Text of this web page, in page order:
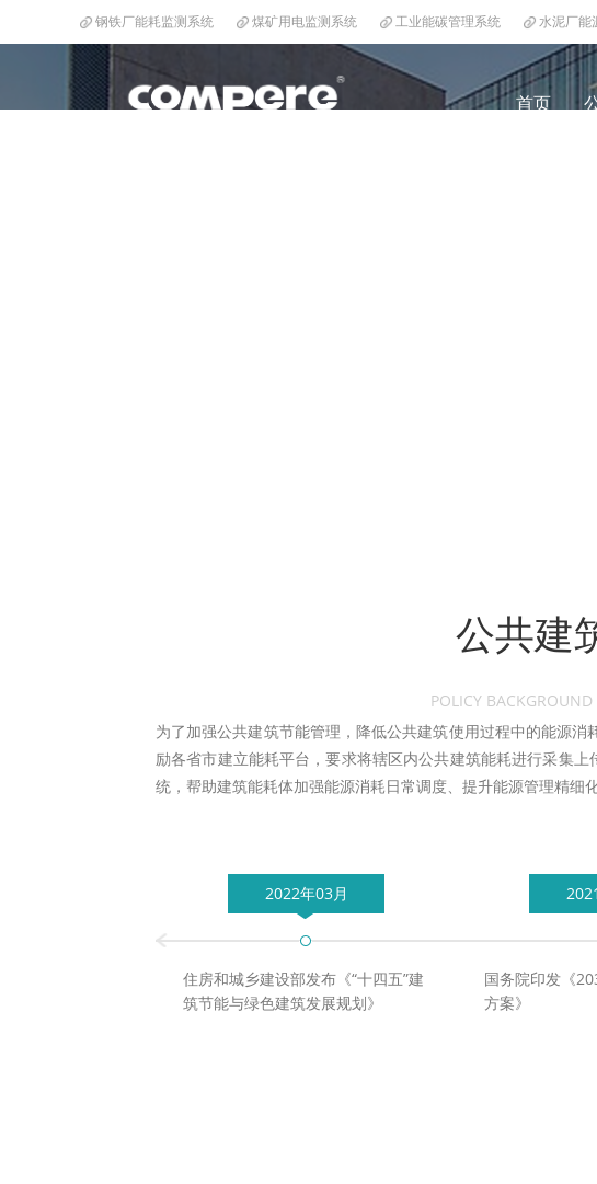
钢铁厂能耗监测系统 煤矿用电监测系统 工业能碳管理系统 水泥厂能
首页
公共建
POLICY
为了加强公共建筑节能管理，降低公共建筑使用过程中的能源
励各省市建立能耗平台，要求将辖区内公共建筑能耗进行采集
统，帮助建筑能耗体加强能源消耗日常调度、提升能源管理精细
2022年03月
住房和城乡建设部发布《“十四五”建
筑节能与绿色建筑发展规划》
国务院印发《
方案》